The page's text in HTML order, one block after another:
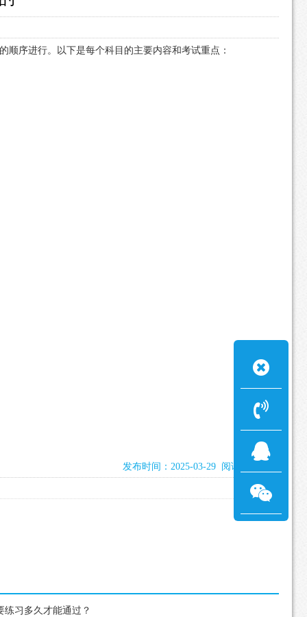
序进行。以下是每个科目的主要内容和考试重点：
发布时间：2025-03-29 阅读：4290次
练习多久才能通过？